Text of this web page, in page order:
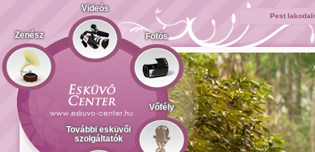
Pest
Zenész
Videós
Fotós
Vőfély
További esküvői
szolgáltatók